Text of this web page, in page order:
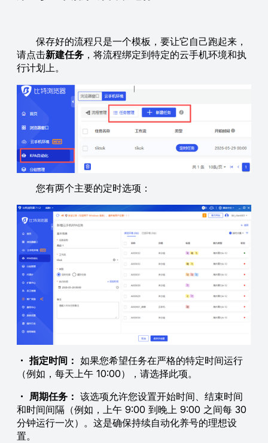
保存好的流程只是一个模板，要让它自己跑起来，
请点击新建任务 ，将流程绑定到特定的云手机环境和执
行计划上。
您有两个主要的定时选项：
・ 指定时间： 如果您希望任务在严格的特定时间运行
（例如，每天上午 10:00），请选择此项。
・ 周期任务： 该选项允许您设置开始时间、结束时间
和时间间隔（例如，上午 9:00 到晚上 9:00 之间每 30
分钟运行一次）。这是确保持续自动化养号的理想设
置。